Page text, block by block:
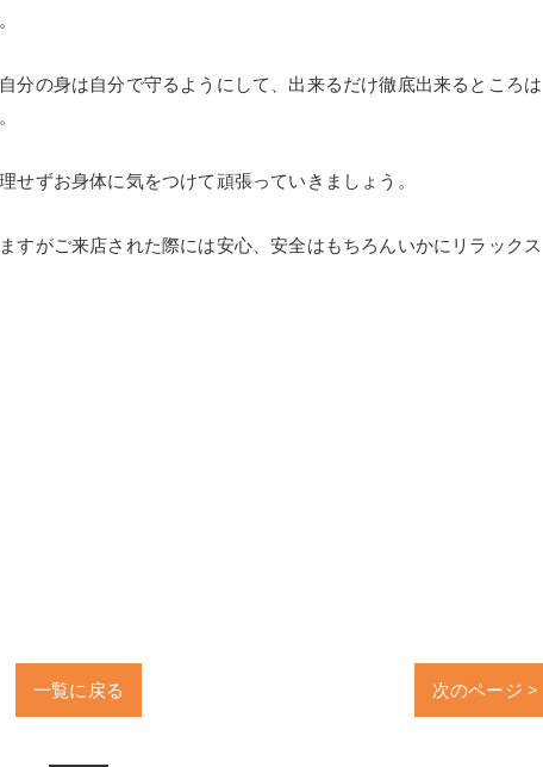
分の身は自分で守るようにして、出来るだけ徹底出来るところは
ずお身体に気をつけて頑張っていきましょう。
すがご来店された際には安心、安全はもちろんいかにリラックス
一覧に戻る 次のページ >